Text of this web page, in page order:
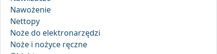
Nawożenie
Nettopy
Noże do elektronarzędzi
Noże i nożyce ręczne